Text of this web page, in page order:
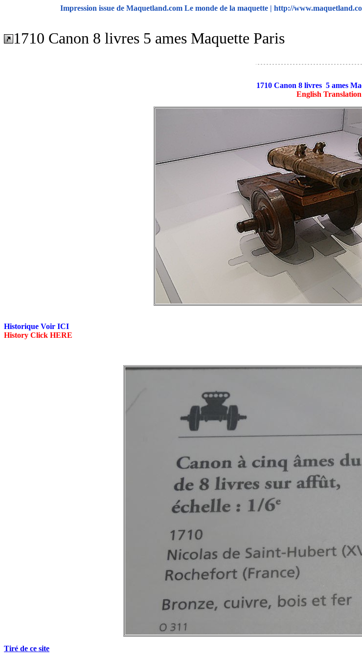
Impression issue de Maquetland.com Le monde de la maquette | http://
1710 Canon 8 livres 5 ames Maquette Paris
1710 Canon 8 livres 5 ames
English Translation
Historique Voir ICI
History Click HERE
Tiré de ce site